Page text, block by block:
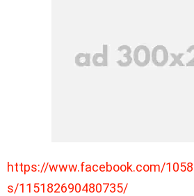
https://www.facebook.com/
s/115182690480735/